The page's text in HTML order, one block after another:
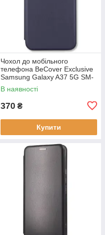
Чохол до мобільного
телефона BeCover Exclusive
Samsung Galaxy A37 5G SM-
A376 Deep Blue (715019)
В наявності
370 ₴
Купити